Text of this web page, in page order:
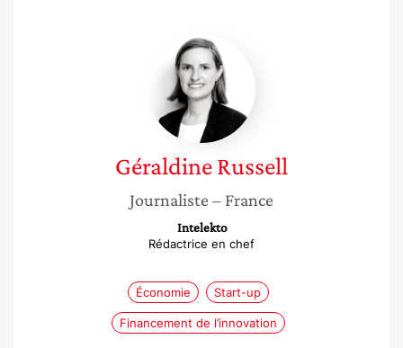
Géraldine
Russell
GéraldineRussell
Journaliste – France
Intelekto
Rédactrice en chef
Économie Start-up
Financement de l’innovation